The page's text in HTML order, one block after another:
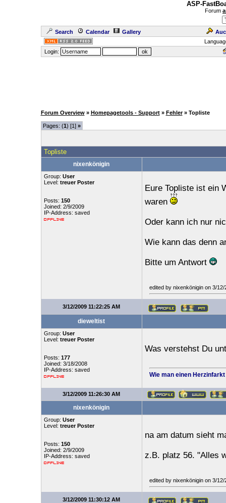
ASP-
Forum
Search Calendar Gallery
Login:
Forum Overview » Homepagetools - Support » Fehler » Topliste
Pages: (1) [1] »
Topliste
nixenkönigin
Group: User
Level: treuer Poster
Posts: 150
Joined: 2/9/2009
IP-Address: saved
Eure Topliste ist ein
waren
Oder kann ich nur
Wie kann das denn
Bitte um Antwort
edited by nixenkönigin on 3/12/
3/12/2009 11:22:25 AM
dieweltist
Group: User
Level: treuer Poster
Posts: 177
Joined: 3/18/2008
IP-Address: saved
Was verstehst Du
Wie man einen
3/12/2009 11:26:30 AM
nixenkönigin
Group: User
Level: treuer Poster
Posts: 150
Joined: 2/9/2009
IP-Address: saved
na am datum sieht
z.B. platz 56. "Alles
edited by nixenkönigin on 3/12/
3/12/2009 11:30:12 AM